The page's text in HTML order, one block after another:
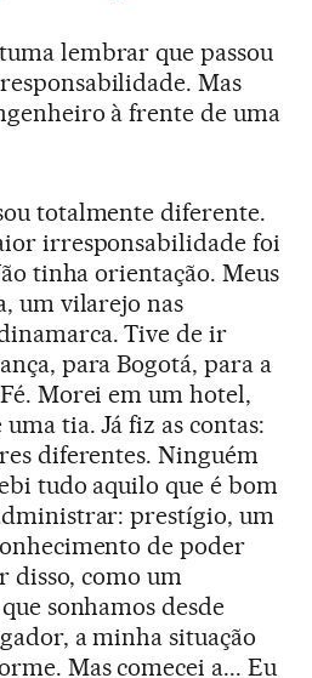
lembrar que passou
Mas
à frente de uma
totalmente diferente.
irresponsabilidade foi
tinha orientação. Meus
um vilarejo nas
Tive de ir
para Bogotá, para a
Morei em um hotel,
tia. Já fiz as contas:
diferentes. Ninguém
tudo aquilo que é bom
prestígio, um
de poder
disso, como um
sonhamos desde
a minha situação
Mas comecei a... Eu